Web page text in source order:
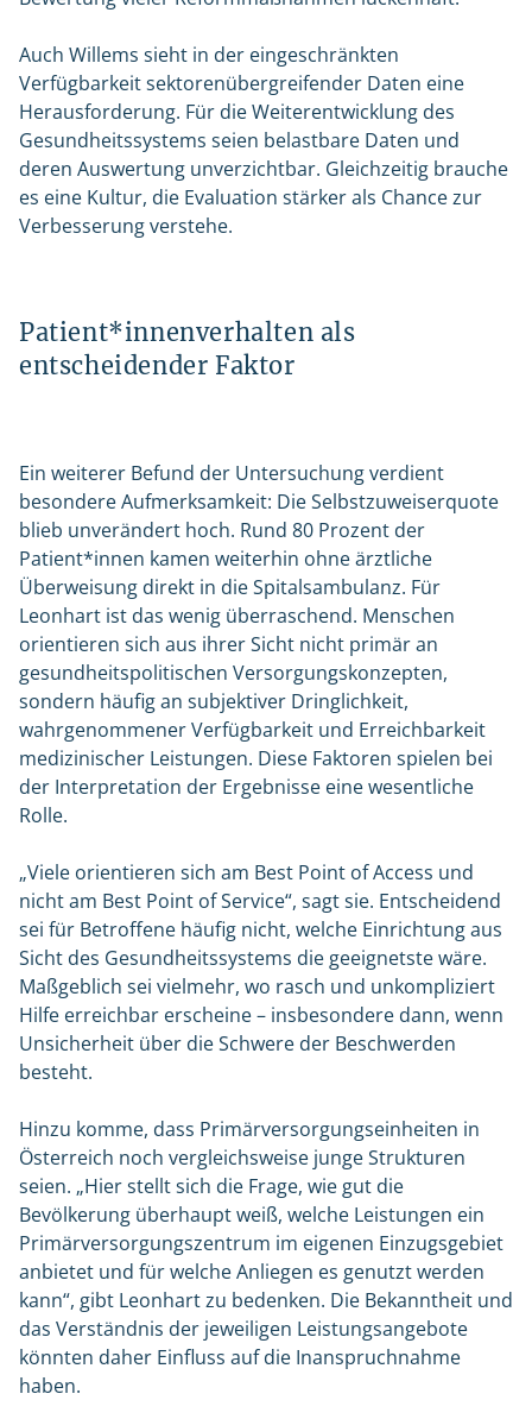
Auch Willems sieht in der eingeschränkten
Verfügbarkeit sektorenübergreifender Daten eine
Herausforderung. Für die Weiterentwicklung des
Gesundheitssystems seien belastbare Daten und
deren Auswertung unverzichtbar. Gleichzeitig brauche
es eine Kultur, die Evaluation stärker als Chance zur
Verbesserung verstehe.
Patient*innenverhalten als
entscheidender Faktor
Ein weiterer Befund der Untersuchung verdient
besondere Aufmerksamkeit: Die Selbstzuweiserquote
blieb unverändert hoch. Rund 80 Prozent der
Patient*innen kamen weiterhin ohne ärztliche
Überweisung direkt in die Spitalsambulanz. Für
Leonhart ist das wenig überraschend. Menschen
orientieren sich aus ihrer Sicht nicht primär an
gesundheitspolitischen Versorgungskonzepten,
sondern häufig an subjektiver Dringlichkeit,
wahrgenommener Verfügbarkeit und Erreichbarkeit
medizinischer Leistungen. Diese Faktoren spielen bei
der Interpretation der Ergebnisse eine wesentliche
Rolle.
„Viele orientieren sich am Best Point of Access und
nicht am Best Point of Service“, sagt sie. Entscheidend
sei für Betroffene häufig nicht, welche Einrichtung aus
Sicht des Gesundheitssystems die geeignetste wäre.
Maßgeblich sei vielmehr, wo rasch und unkompliziert
Hilfe erreichbar erscheine – insbesondere dann, wenn
Unsicherheit über die Schwere der Beschwerden
besteht.
Hinzu komme, dass Primärversorgungseinheiten in
Österreich noch vergleichsweise junge Strukturen
seien. „Hier stellt sich die Frage, wie gut die
Bevölkerung überhaupt weiß, welche Leistungen ein
Primärversorgungszentrum im eigenen Einzugsgebiet
anbietet und für welche Anliegen es genutzt werden
kann“, gibt Leonhart zu bedenken. Die Bekanntheit und
das Verständnis der jeweiligen Leistungsangebote
könnten daher Einfluss auf die Inanspruchnahme
haben.